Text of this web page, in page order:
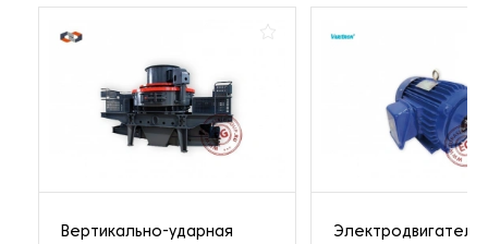
Вертикально-ударная
Электродвигатель